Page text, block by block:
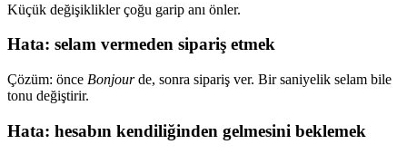
Küçük değişiklikler çoğu garip anı önler.
Hata: selam vermeden sipariş etmek
Çözüm: önce Bonjourde, sonra sipariş ver. Bir saniyelik selam bile
tonu değiştirir.
Hata: hesabın kendiliğinden gelmesini beklemek